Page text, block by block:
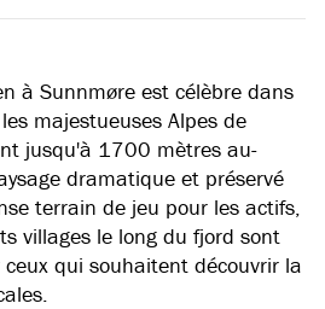
à Sunnmøre est célèbre dans
majestueuses Alpes de
jusqu'à 1700 mètres au-
dramatique et préservé
terrain de jeu pour les actifs,
villages le long du fjord sont
qui souhaitent découvrir la